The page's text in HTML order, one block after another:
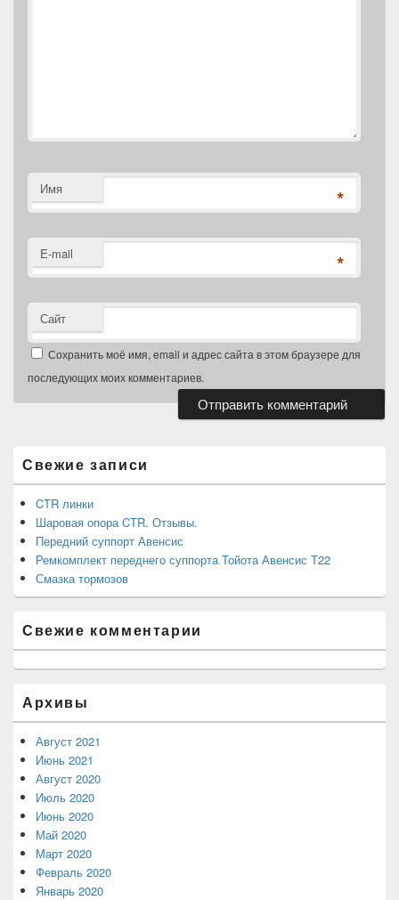
Имя *
E-mail *
Сайт
Сохранить моё имя, email и адрес сайта в этом браузере для
последующих моих комментариев.
боковой
панели
Свежие записи
CTR линки
Шаровая опора CTR. Отзывы.
Передний суппорт Авенсис
Ремкомплект переднего суппорта Тойота Авенсис Т22
Смазка тормозов
Свежие комментарии
Архивы
Август 2021
Июнь 2021
Август 2020
Июль 2020
Июнь 2020
Май 2020
Март 2020
Февраль 2020
Январь 2020